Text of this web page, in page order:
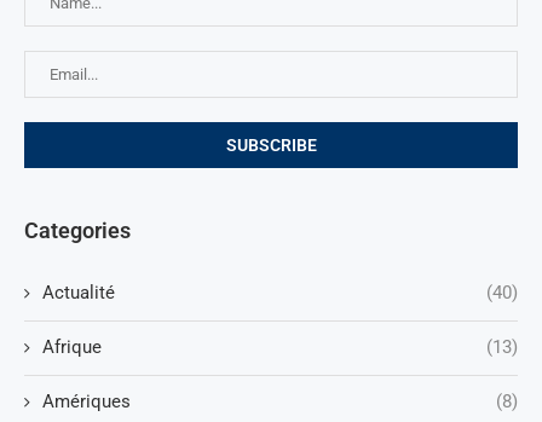
Categories
Actualité (40)
Afrique (13)
Amériques (8)